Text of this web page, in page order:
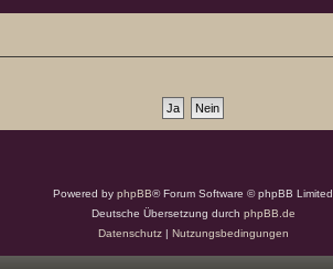
Powered by phpBB® Forum Software © phpBB Limited
Deutsche Übersetzung durch phpBB.de
Datenschutz| Nutzungsbedingungen